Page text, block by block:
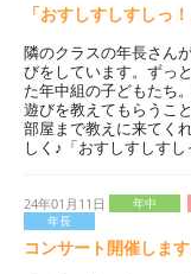
「おすしすしすしっ！
隣のクラスの年長さん
びをしています。ずっ
た年中組の子どもたち
遊びを教えてもらうこ
部屋まで教えに来てく
しく♪「おすしすしす
24年01月11日 年中
年長
コンサート開催します